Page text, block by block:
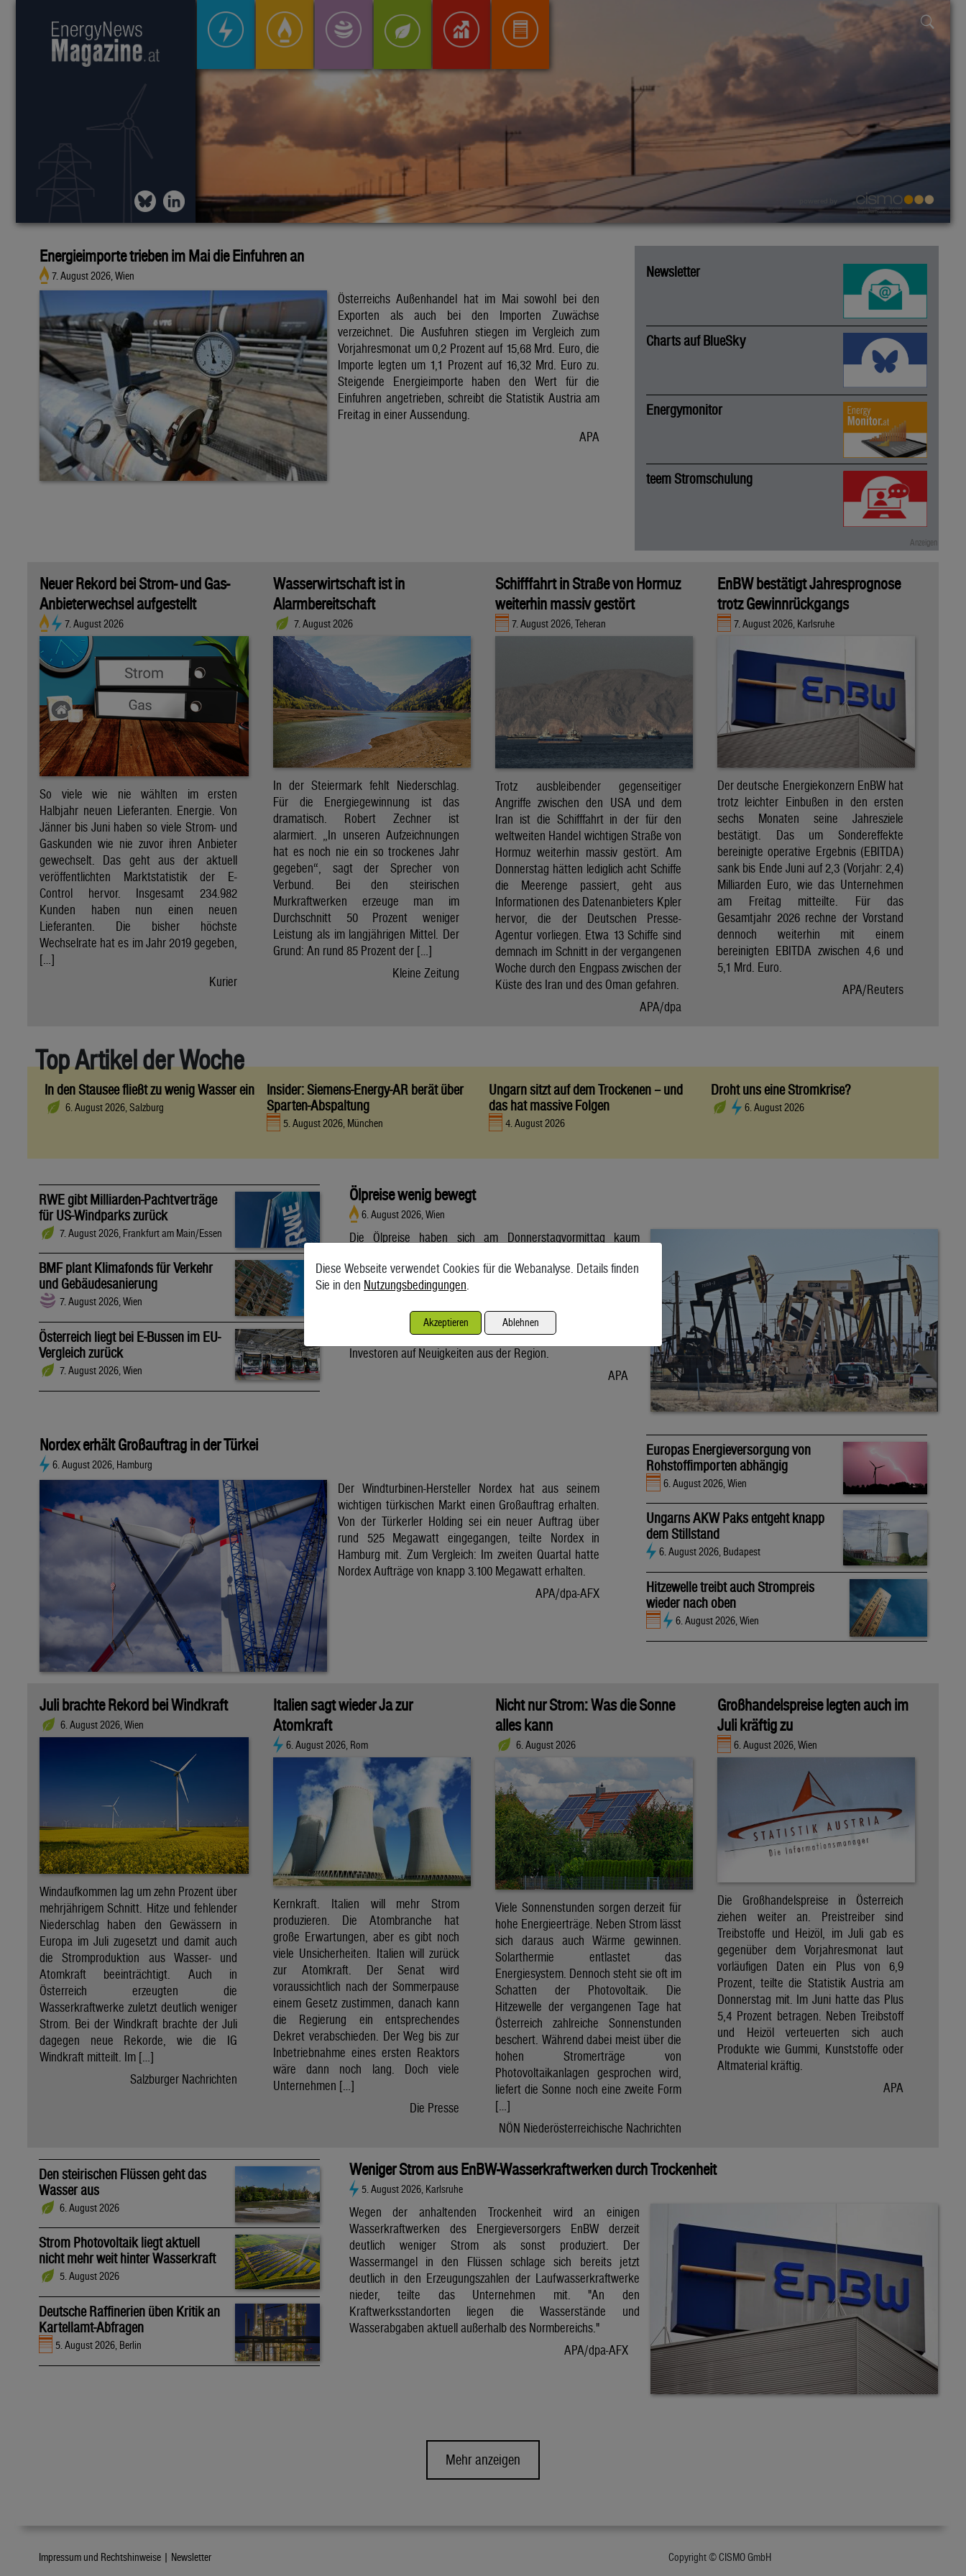
Energieimporte trieben im Mai die Einfuhren an
7. August 2026, Wien
Österreichs Außenhandel hat im Mai sowohl bei den
Exporten als auch bei den Importen Zuwächse
verzeichnet. Die Ausfuhren stiegen im Vergleich zum
Vorjahresmonat um 0,2 Prozent auf 15,68 Mrd. Euro, die
Importe legten um 1,1 Prozent auf 16,32 Mrd. Euro zu.
Steigende Energieimporte haben den Wert für die
Einfuhren angetrieben, schreibt die Statistik Austria am
Freitag in einer Aussendung.
APA
Newsletter
Charts auf BlueSky
Energymonitor
teem Stromschulung
Neuer Rekord bei Strom- und Gas-
Anbieterwechsel aufgestellt
7. August 2026
So viele wie nie wählten im ersten
Halbjahr neuen Lieferanten. Energie. Von
Jänner bis Juni haben so viele Strom- und
Gaskunden wie nie zuvor ihren Anbieter
gewechselt. Das geht aus der aktuell
veröffentlichten Marktstatistik der E-
Control hervor. Insgesamt 234.982
Kunden haben nun einen neuen
Lieferanten. Die bisher höchste
Wechselrate hat es im Jahr 2019 gegeben,
[…]
Kurier
Wasserwirtschaft ist in
Alarmbereitschaft
7. August 2026
In der Steiermark fehlt Niederschlag.
Für die Energiegewinnung ist das
dramatisch. Robert Zechner ist
alarmiert. „In unseren Aufzeichnungen
hat es noch nie ein so trockenes Jahr
gegeben“, sagt der Sprecher von
Verbund. Bei den steirischen
Murkraftwerken erzeuge man im
Durchschnitt 50 Prozent weniger
Leistung als im langjährigen Mittel. Der
Grund: An rund 85 Prozent der […]
Kleine Zeitung
Schifffahrt in Straße von Hormuz
weiterhin massiv gestört
7. August 2026, Teheran
Trotz ausbleibender gegenseitiger
Angriffe zwischen den USA und dem
Iran ist die Schifffahrt in der für den
weltweiten Handel wichtigen Straße von
Hormuz weiterhin massiv gestört. Am
Donnerstag hätten lediglich acht Schiffe
die Meerenge passiert, geht aus
Informationen des Datenanbieters Kpler
hervor, die der Deutschen Presse-
Agentur vorliegen. Etwa 13 Schiffe sind
demnach im Schnitt in der vergangenen
Woche durch den Engpass zwischen der
Küste des Iran und des Oman gefahren.
APA/dpa
EnBW bestätigt Jahresprognose
trotz Gewinnrückgangs
7. August 2026, Karlsruhe
Der deutsche Energiekonzern EnBW hat
trotz leichter Einbußen in den ersten
sechs Monaten seine Jahresziele
bestätigt. Das um Sondereffekte
bereinigte operative Ergebnis (EBITDA)
sank bis Ende Juni auf 2,3 (Vorjahr: 2,4)
Milliarden Euro, wie das Unternehmen
am Freitag mitteilte. Für das
Gesamtjahr 2026 rechne der Vorstand
dennoch weiterhin mit einem
bereinigten EBITDA zwischen 4,6 und
5,1 Mrd. Euro.
APA/Reuters
Top Artikel der Woche
In den Stausee fließt zu wenig Wasser ein
6. August 2026, Salzburg
Insider: Siemens-Energy-AR berät über
Sparten-Abspaltung
5. August 2026, München
Ungarn sitzt auf dem Trockenen – und
das hat massive Folgen
4. August 2026
Droht uns eine Stromkrise?
6. August 2026
RWE gibt Milliarden-Pachtverträge
für US-Windparks zurück
7. August 2026, Frankfurt am Main/Essen
BMF plant Klimafonds für Verkehr
und Gebäudesanierung
7. August 2026, Wien
Österreich liegt bei E-Bussen im EU-
Vergleich zurück
7. August 2026, Wien
Ölpreise wenig bewegt
6. August 2026, Wien
Die Ölpreise haben sich am Donnerstagvormittag kaum
Brent aus der Nordsee mit Lieferung Oktober kostete am
Vormittag 79,75 US-Dollar und damit 0,4 Prozent mehr als am
80 Dollar. Unter diese ist er am Dienstag wegen der Hoffnung
auf eine Lösung im Iran-Krieg gesunken. Seitdem warten
Investoren auf Neuigkeiten aus der Region.
APA
Nordex erhält Großauftrag in der Türkei
6. August 2026, Hamburg
Der Windturbinen-Hersteller Nordex hat aus seinem
wichtigen türkischen Markt einen Großauftrag erhalten.
Von der Türkerler Holding sei ein neuer Auftrag über
rund 525 Megawatt eingegangen, teilte Nordex in
Hamburg mit. Zum Vergleich: Im zweiten Quartal hatte
Nordex Aufträge von knapp 3.100 Megawatt erhalten.
APA/dpa-AFX
Europas Energieversorgung von
Rohstoffimporten abhängig
6. August 2026, Wien
Ungarns AKW Paks entgeht knapp
dem Stillstand
6. August 2026, Budapest
Hitzewelle treibt auch Strompreis
wieder nach oben
6. August 2026, Wien
Juli brachte Rekord bei Windkraft
6. August 2026, Wien
Windaufkommen lag um zehn Prozent über
mehrjährigem Schnitt. Hitze und fehlender
Niederschlag haben den Gewässern in
Europa im Juli zugesetzt und damit auch
die Stromproduktion aus Wasser- und
Atomkraft beeinträchtigt. Auch in
Österreich erzeugten die
Wasserkraftwerke zuletzt deutlich weniger
Strom. Bei der Windkraft brachte der Juli
dagegen neue Rekorde, wie die IG
Windkraft mitteilt. Im […]
Salzburger Nachrichten
Italien sagt wieder Ja zur
Atomkraft
6. August 2026, Rom
Kernkraft. Italien will mehr Strom
produzieren. Die Atombranche hat
große Erwartungen, aber es gibt noch
viele Unsicherheiten. Italien will zurück
zur Atomkraft. Der Senat wird
voraussichtlich nach der Sommerpause
einem Gesetz zustimmen, danach kann
die Regierung ein entsprechendes
Dekret verabschieden. Der Weg bis zur
Inbetriebnahme eines ersten Reaktors
wäre dann noch lang. Doch viele
Unternehmen […]
Die Presse
Nicht nur Strom: Was die Sonne
alles kann
6. August 2026
Viele Sonnenstunden sorgen derzeit für
hohe Energieerträge. Neben Strom lässt
sich daraus auch Wärme gewinnen.
Solarthermie entlastet das
Energiesystem. Dennoch steht sie oft im
Schatten der Photovoltaik. Die
Hitzewelle der vergangenen Tage hat
Österreich zahlreiche Sonnenstunden
beschert. Während dabei meist über die
hohen Stromerträge von
Photovoltaikanlagen gesprochen wird,
liefert die Sonne noch eine zweite Form
[…]
NÖN Niederösterreichische Nachrichten
Großhandelspreise legten auch im
Juli kräftig zu
6. August 2026, Wien
Die Großhandelspreise in Österreich
ziehen weiter an. Preistreiber sind
Treibstoffe und Heizöl, im Juli gab es
gegenüber dem Vorjahresmonat laut
vorläufigen Daten ein Plus von 6,9
Prozent, teilte die Statistik Austria am
Donnerstag mit. Im Juni hatte das Plus
5,4 Prozent betragen. Neben Treibstoff
und Heizöl verteuerten sich auch
Produkte wie Gummi, Kunststoffe oder
Altmaterial kräftig.
APA
Den steirischen Flüssen geht das
Wasser aus
6. August 2026
Strom Photovoltaik liegt aktuell
nicht mehr weit hinter Wasserkraft
5. August 2026
Deutsche Raffinerien üben Kritik an
Kartellamt-Abfragen
5. August 2026, Berlin
Weniger Strom aus EnBW-Wasserkraftwerken durch Trockenheit
5. August 2026, Karlsruhe
Wegen der anhaltenden Trockenheit wird an einigen
Wasserkraftwerken des Energieversorgers EnBW derzeit
deutlich weniger Strom als sonst produziert. Der
Wassermangel in den Flüssen schlage sich bereits jetzt
deutlich in den Erzeugungszahlen der Laufwasserkraftwerke
nieder, teilte das Unternehmen mit. "An den
Kraftwerksstandorten liegen die Wasserstände und
Wasserabgaben aktuell außerhalb des Normbereichs."
APA/dpa-AFX
Mehr anzeigen
Impressum und Rechtshinweise | Newsletter Copyright © CISMO GmbH
Diese Webseite verwendet Cookies für die Webanalyse. Details finden
Sie in den Nutzungsbedingungen.
Akzeptieren Ablehnen